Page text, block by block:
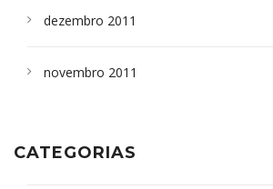
dezembro 2011
novembro 2011
CATEGORIAS